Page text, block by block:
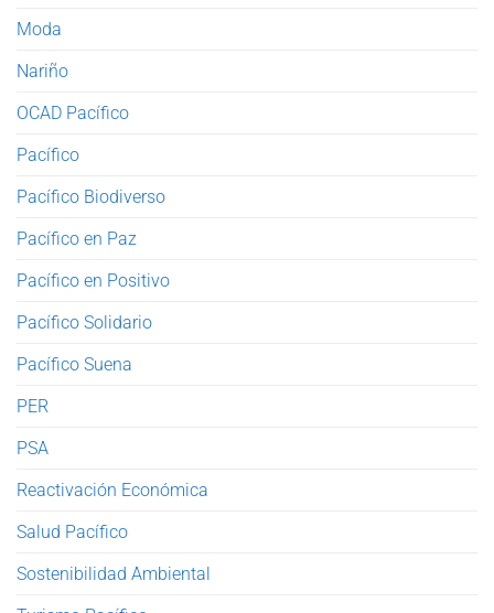
Moda
Nariño
OCAD Pacífico
Pacífico
Pacífico Biodiverso
Pacífico en Paz
Pacífico en Positivo
Pacífico Solidario
Pacífico Suena
PER
PSA
Reactivación Económica
Salud Pacífico
Sostenibilidad Ambiental